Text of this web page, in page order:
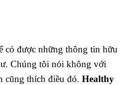
có được những thông tin hữu
Chúng tôi nói không với
cũng thích điều đó. Healthy